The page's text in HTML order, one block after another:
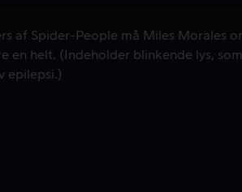
af Spider-People må Miles Morales
af Spider-People må Miles Morales
en helt. (Indeholder blinkende lys,
epilepsi.)